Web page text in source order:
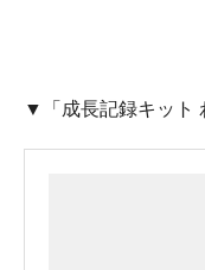
▼「成長記録キット